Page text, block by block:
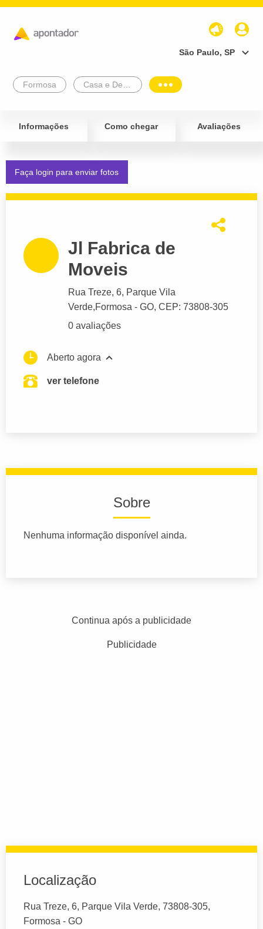
São Paulo, SP
Formosa
Informações Como chegar Avaliações
Faça login para enviar fotos
Jl Fabrica de
Moveis
Rua Treze, 6, Parque Vila
Verde,Formosa - GO, CEP: 73808-305
0 avaliações
Aberto agora
ver telefone
Sobre
Nenhuma informação disponível ainda.
Continua após a publicidade
Publicidade
Localização
Rua Treze, 6, Parque Vila Verde, 73808-305,
Formosa - GO